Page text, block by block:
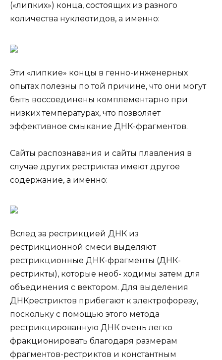
(«липких») конца, состоящих из разного
количества нуклеотидов, а именно:
Эти «липкие» концы в генно-инженерных
опытах полезны по той причине, что они могут
быть воссоединены комплементарно при
низких температурах, что позволяет
эффективное смыкание ДНК-фрагментов.
Сайты распознавания и сайты плавления в
случае других рестриктаз имеют другое
содержание, а именно:
Вслед за рестрикцией ДНК из
рестрикционной смеси выделяют
рестрикционные ДНК-фрагменты (ДНК-
рестрикты), которые необ- ходимы затем для
объединения с вектором. Для выделения
ДНКрестриктов прибегают к электрофорезу,
поскольку с помощью этого метода
рестрикцированную ДНК очень легко
фракционировать благодаря размерам
фрагментов-рестриктов и константным